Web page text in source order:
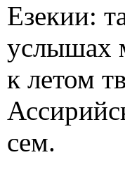
Езекии:
услышах
к летом
сем.